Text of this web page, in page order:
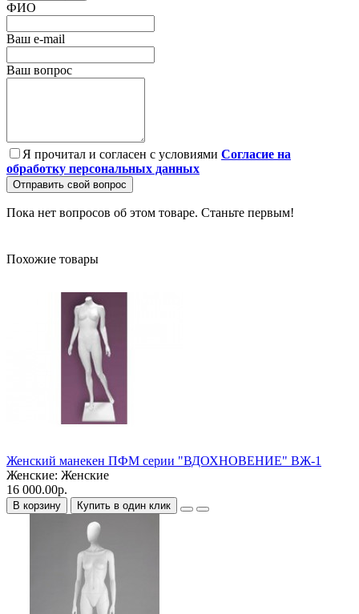
ФИО
Ваш e-mail
Ваш вопрос
Я прочитал и согласен с условиями Согласие на
обработку персональных данных
Отправить свой вопрос
Пока нет вопросов об этом товаре. Станьте первым!
Похожие товары
Женский манекен ПФМ серии "ВДОХНОВЕНИЕ" ВЖ-1
Женские: Женские
16 000.00р.
В корзину Купить в один клик